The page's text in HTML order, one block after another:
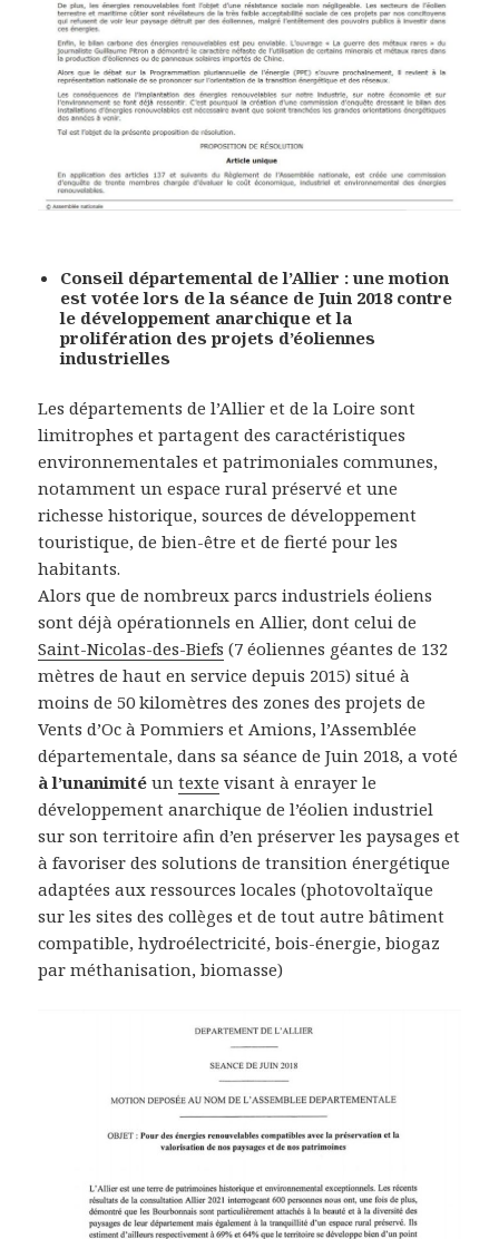
Conseil départemental de l’Allier : une motion
est votée lors de la séance de Juin 2018 contre
le développement anarchique et la
prolifération des projets d’éoliennes
industrielles
Les départements de l’Allier et de la Loire sont
limitrophes et partagent des caractéristiques
environnementales et patrimoniales communes,
notamment un espace rural préservé et une
richesse historique, sources de développement
touristique, de bien-être et de fierté pour les
habitants.
Alors que de nombreux parcs industriels éoliens
sont déjà opérationnels en Allier, dont celui de
Saint-Nicolas-des-Biefs (7 éoliennes géantes de 132
mètres de haut en service depuis 2015) situé à
moins de 50 kilomètres des zones des projets de
Vents d’Oc à Pommiers et Amions, l’Assemblée
départementale, dans sa séance de Juin 2018, a voté
à l’unanimité untexte visant à enrayer le
développement anarchique de l’éolien industriel
sur son territoire afin d’en préserver les paysages et
à favoriser des solutions de transition énergétique
adaptées aux ressources locales (photovoltaïque
sur les sites des collèges et de tout autre bâtiment
compatible, hydroélectricité, bois-énergie, biogaz
par méthanisation, biomasse)